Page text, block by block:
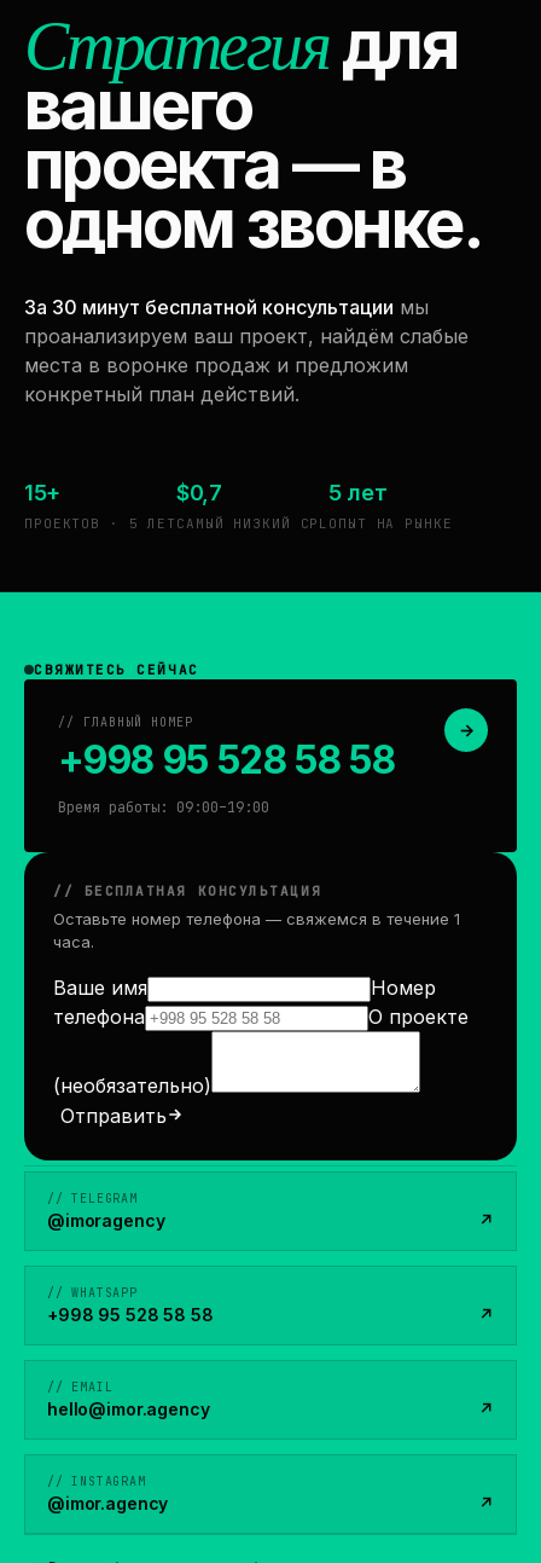
Стратегиядля
вашего
проекта — в
одном звонке.
За 30 минут бесплатной консультации мы
проанализируем ваш проект, найдём слабые
места в воронке продаж и предложим
конкретный план действий.
15+
ПРОЕКТОВ · 5 ЛЕТ
$0,7
САМЫЙ НИЗКИЙ CPL
5 лет
ОПЫТ НА РЫНКЕ
СВЯЖИТЕСЬ СЕЙЧАС
→
// ГЛАВНЫЙ НОМЕР
+998 95 528 58 58
Время работы: 09:00–19:00
// БЕСПЛАТНАЯ КОНСУЛЬТАЦИЯ
Оставьте номер телефона — свяжемся в течение 1
часа.
Ваше имя
Номер
телефона
О проекте
(необязательно)
Отправить
// TELEGRAM
@imoragency ↗
// WHATSAPP
+998 95 528 58 58 ↗
// EMAIL
hello@imor.agency ↗
// INSTAGRAM
@imor.agency ↗